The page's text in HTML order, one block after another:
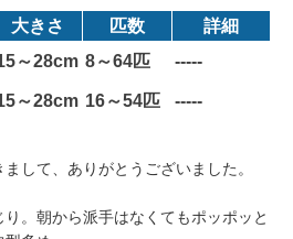
大きさ 匹数
詳細
～28cm 8～64匹 -----
～28cm 16～54匹 -----
して、ありがとうございました。
。朝から派手はなくてもポッポッと